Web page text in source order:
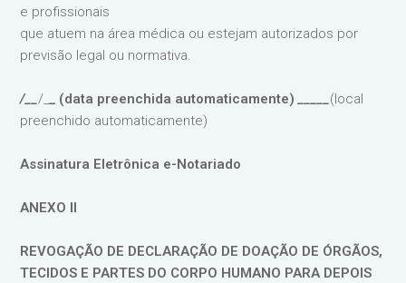
e profissionais
que atuem na área médica ou estejam autorizados por
previsão legal ou normativa.
/__/__ (data preenchida automaticamente)_____(local
preenchido automaticamente)
Assinatura Eletrônica e-Notariado
ANEXO II
REVOGAÇÃO DE DECLARAÇÃO DE DOAÇÃO DE ÓRGÃOS,
TECIDOS E PARTES DO CORPO HUMANO PARA DEPOIS